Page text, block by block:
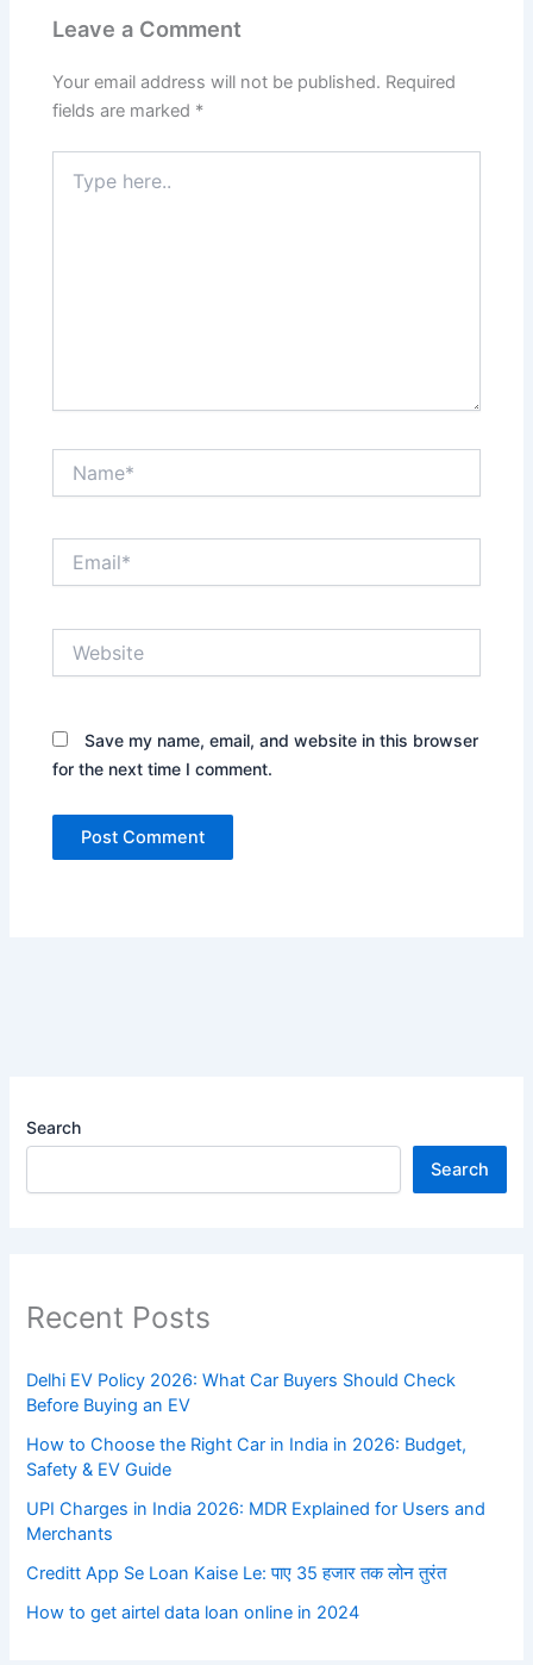
Leave a Comment
Your email address will not be published. Required
fields are marked *
here..
Save my name, email, and website in this browser
for the next time I comment.
Search
Search
Recent Posts
Delhi EV Policy 2026: What Car Buyers Should Check
Before Buying an EV
How to Choose the Right Car in India in 2026: Budget,
Safety & EV Guide
UPI Charges in India 2026: MDR Explained for Users and
Merchants
Creditt App Se Loan Kaise Le: पाए 35 हजार तक लोन तुरंत
How to get airtel data loan online in 2024